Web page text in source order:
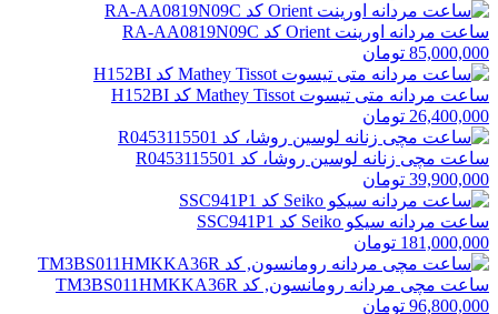
ساعت مردانه اورینت Orient کد RA-AA0819N09C
85,000,000 تومان
ساعت مردانه متی تیسوت Mathey Tissot کد H152BI
26,400,000 تومان
ساعت مچی زنانه لوسین روشا، کد R0453115501
39,900,000 تومان
ساعت مردانه سیکو Seiko کد SSC941P1
181,000,000 تومان
ساعت مچی مردانه رومانسون, کد TM3BS011HMKKA36R
96,800,000 تومان